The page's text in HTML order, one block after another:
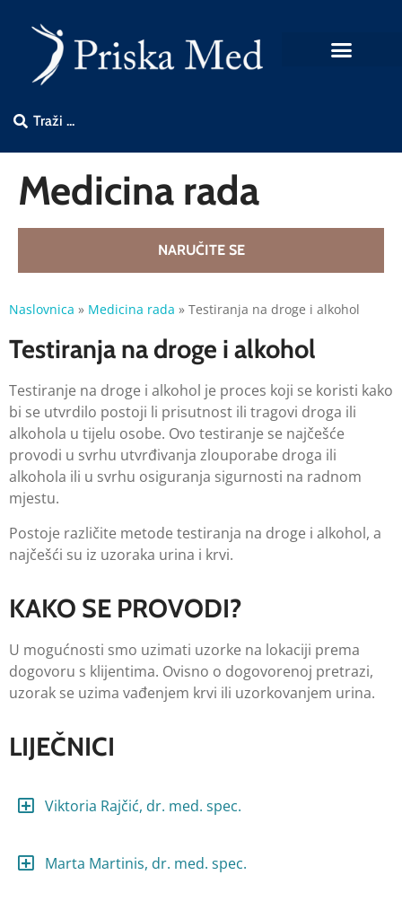
Medicina rada
NARUČITE SE
Naslovnica » Medicina rada » Testiranja na droge i alkohol
Testiranja na droge i alkohol
Testiranje na droge i alkohol je proces koji se koristi kako
bi se utvrdilo postoji li prisutnost ili tragovi droga ili
alkohola u tijelu osobe. Ovo testiranje se najčešće
provodi u svrhu utvrđivanja zlouporabe droga ili
alkohola ili u svrhu osiguranja sigurnosti na radnom
mjestu.
Postoje različite metode testiranja na droge i alkohol, a
najčešći su iz uzoraka urina i krvi.
KAKO SE PROVODI?
U mogućnosti smo uzimati uzorke na lokaciji prema
dogovoru s klijentima. Ovisno o dogovorenoj pretrazi,
uzorak se uzima vađenjem krvi ili uzorkovanjem urina.
LIJEČNICI
Viktoria Rajčić, dr. med. spec.
Marta Martinis, dr. med. spec.